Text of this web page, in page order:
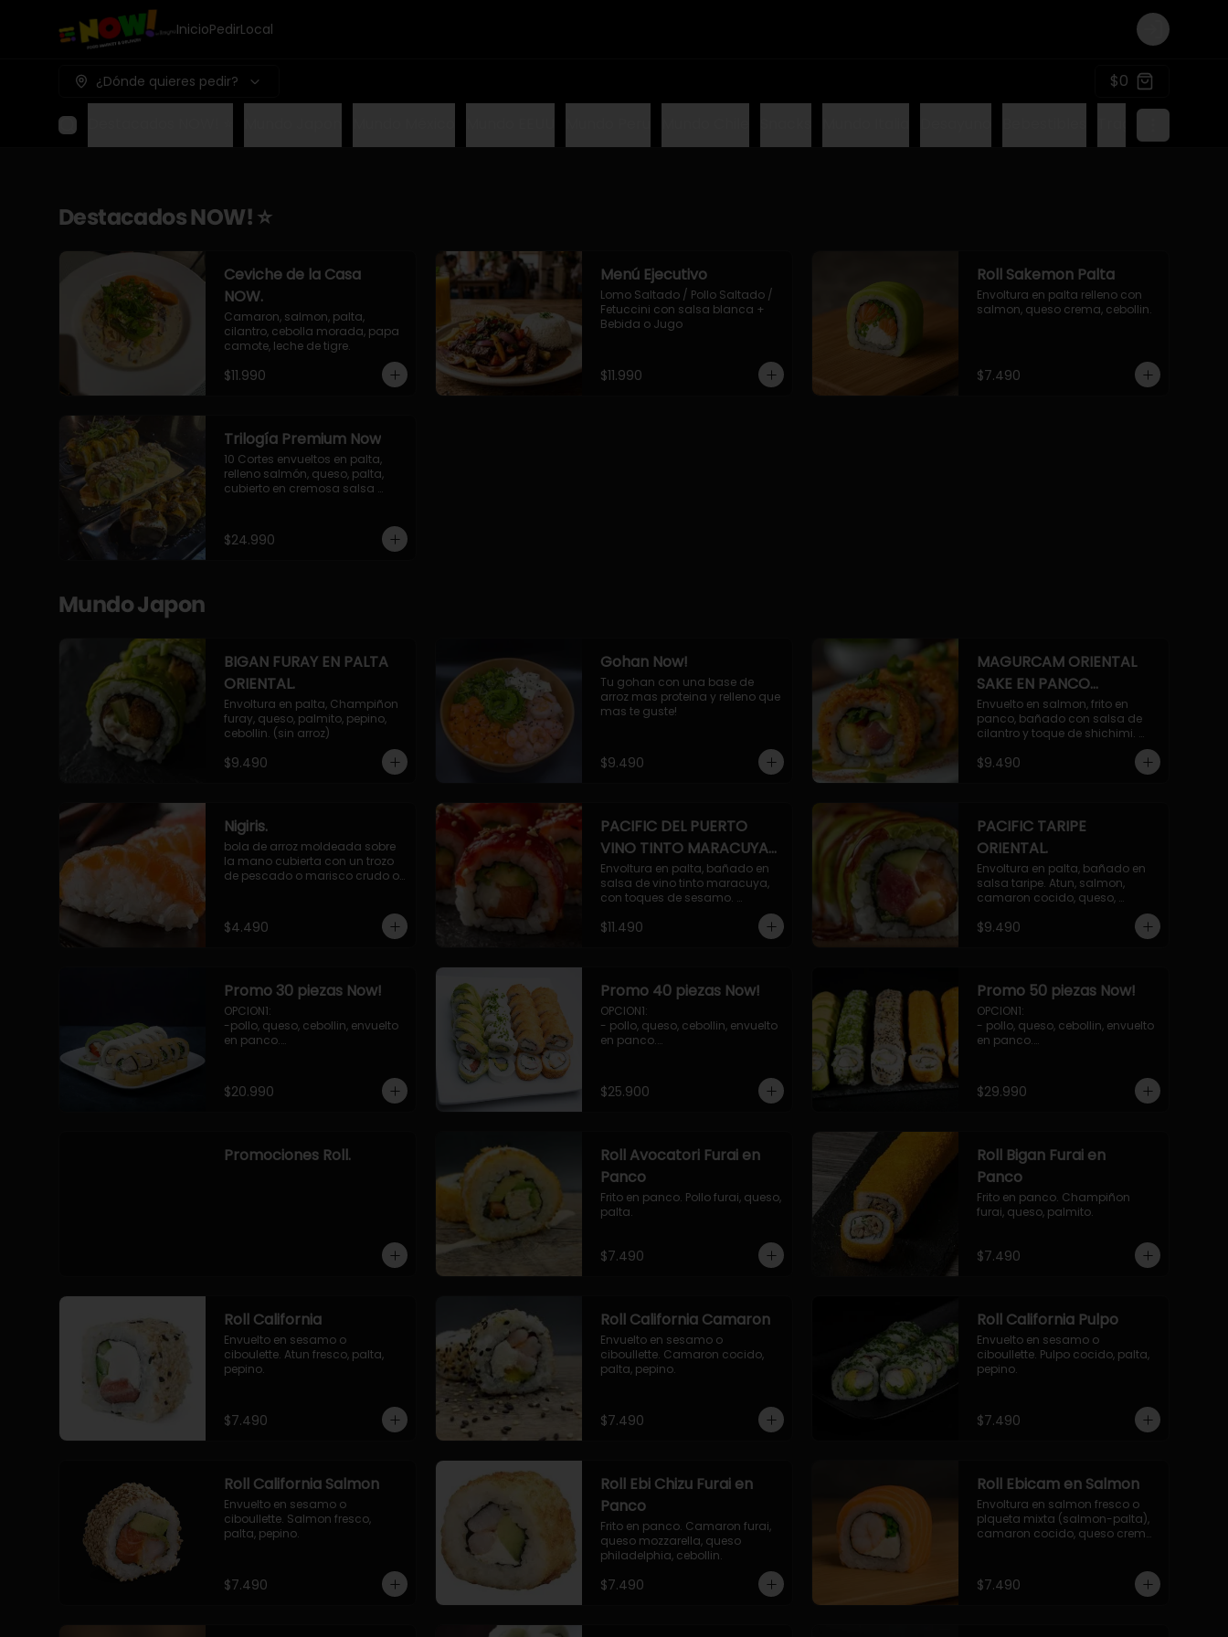
InicioPedirLocal Login
¿Dónde quieres pedir? $0
Destacados NOW! ⭐
Ceviche de la Casa
NOW.
Camaron, salmon, palta,
cilantro, cebolla morada, papa
camote, leche de tigre.
$11.990
Menú Ejecutivo
Lomo Saltado / Pollo Saltado /
Fetuccini con salsa blanca +
Bebida o Jugo
$11.990
Roll Sakemon Palta
Envoltura en palta relleno con
salmon, queso crema, cebollin.
$7.490
Trilogía Premium Now
10 Cortes envueltos en palta,
relleno salmón, queso, palta,
cubierto en cremosa salsa
crema, relleno de pollo
apanado y palta, cubierto con
salmón.
$24.990
Mundo Japon
BIGAN FURAY EN PALTA
ORIENTAL.
Envoltura en palta, Champiñon
furay, queso, palmito, pepino,
cebollin. (sin arroz)
$9.490
Gohan Now!
Tu gohan con una base de
arroz mas proteina y relleno que
mas te guste!
$9.490
MAGURCAM ORIENTAL
SAKE EN PANCO
ACILANTRADO.
Envuelto en salmon, frito en
panco, bañado con salsa de
cilantro y toque de shichimi.
Atun, camaron, queso, cebollin.
$9.490
Nigiris.
bola de arroz moldeada sobre
la mano cubierta con un trozo
de pescado o marisco crudo o
$4.490
PACIFIC DEL PUERTO
VINO TINTO MARACUYA
ORIENTAL.
Envoltura en palta, bañado en
salsa de vino tinto maracuya,
con toques de sesamo.
Camaron furai, salmon, queso,
pepino.
$11.490
PACIFIC TARIPE
ORIENTAL.
Envoltura en palta, bañado en
salsa taripe. Atun, salmon,
camaron cocido, queso,
$9.490
Promo 30 piezas Now!
OPCION1:
-pollo, queso, cebollin, envuelto
en panco.
-palmito, pepino, queso,
envuelto ciboulette o sesamo.
-camaron, palta, cebollin,
$20.990
Promo 40 piezas Now!
OPCION1:
- pollo, queso, cebollin, envuelto
en panco.
- palmito, pepino, queso,
envuelto en palta.
- pollo, queso, cebollin, envuelto
en panco.
- camaron, queso, cebollin,
envuelto en palta.
- palmito, pepino, queso,
- salmon, queso, palta, envuelto
en queso.
$25.900
Promo 50 piezas Now!
OPCION1:
- pollo, queso, cebollin, envuelto
en panco.
- palmito, pepino, queso,
envuelto en palta.
OPCION2:
- pollo, queso, cebollin, envuelto
en panco.
- camaron, queso, cebollin,
envuelto en panco.
- salmon, queso, palta, envuelto
$29.990
Promociones Roll.
Roll Avocatori Furai en
Panco
Frito en panco. Pollo furai, queso,
palta.
$7.490
Roll Bigan Furai en
Panco
Frito en panco. Champiñon
furai, queso, palmito.
$7.490
Roll California
Envuelto en sesamo o
ciboulette. Atun fresco, palta,
pepino.
$7.490
Roll California Camaron
Envuelto en sesamo o
ciboullette. Camaron cocido,
palta, pepino.
$7.490
Roll California Pulpo
Envuelto en sesamo o
ciboullette. Pulpo cocido, palta,
pepino.
$7.490
Roll California Salmon
Envuelto en sesamo o
ciboullette. Salmon fresco,
palta, pepino.
$7.490
Roll Ebi Chizu Furai en
Panco
Frito en panco. Camaron furai,
queso mozzarella, queso
philadelphia, cebollin.
$7.490
Roll Ebicam en Salmon
Envoltura en salmon fresco o
plqueta mixta (salmon-palta),
camaron cocido, queso crema,
$7.490